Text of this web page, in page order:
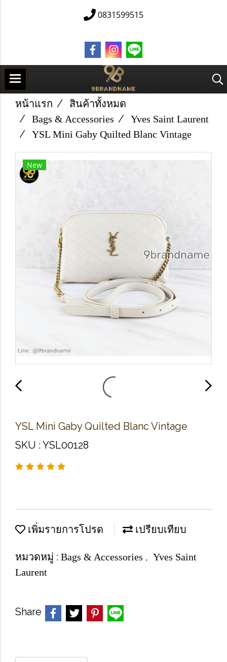
0831599515
หน้าแรก
สินค้าทั้งหมด
Bags & Accessories
Yves Saint Laurent
YSL Mini Gaby Quilted Blanc Vintage
New
YSL Mini Gaby Quilted Blanc Vintage
SKU : YSL00128
เพิ่มรายการโปรด เปรียบเทียบ
หมวดหมู่ : Bags & Accessories , Yves Saint
Laurent
Share